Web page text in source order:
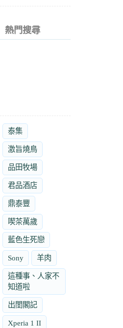
熱門搜尋
泰集
激旨燒鳥
品田牧場
君品酒店
鼎泰豐
喫茶萬歲
藍色生死戀
Sony 羊肉
這種事、人家不
知道啦
出閨閣記
Xperia 1 II